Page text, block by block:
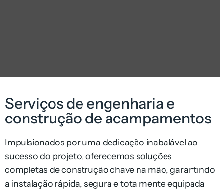
Serviços de engenharia e
construção de acampamentos
Impulsionados por uma dedicação inabalável ao
sucesso do projeto, oferecemos soluções
completas de construção chave na mão, garantindo
a instalação rápida, segura e totalmente equipada